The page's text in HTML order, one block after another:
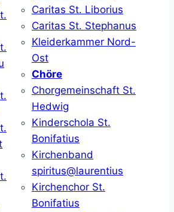
Caritas St. Liborius
Caritas St. Stephanus
Kleiderkammer Nord-
Ost
Chöre
Chorgemeinschaft St.
Hedwig
Kinderschola St.
Bonifatius
Kirchenband
spiritus@laurentius
Kirchenchor St.
Bonifatius